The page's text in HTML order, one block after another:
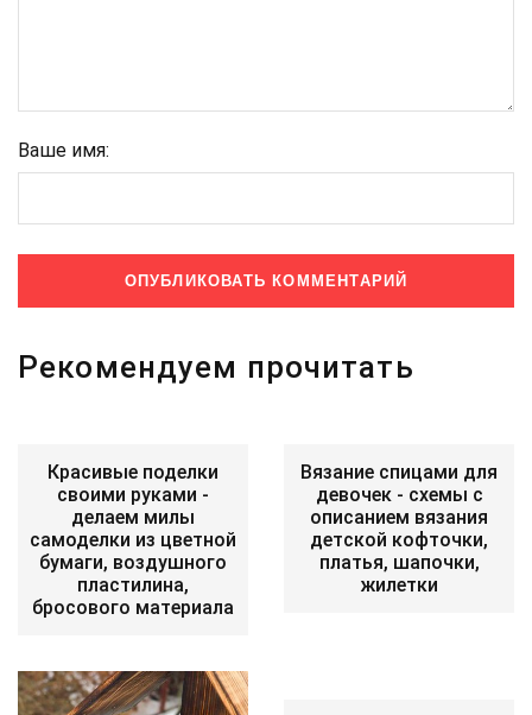
Ваше имя:
Рекомендуем прочитать
Красивые поделки
своими руками -
делаем милы
самоделки из цветной
бумаги, воздушного
пластилина,
бросового материала
Вязание спицами для
девочек - схемы с
описанием вязания
детской кофточки,
платья, шапочки,
жилетки